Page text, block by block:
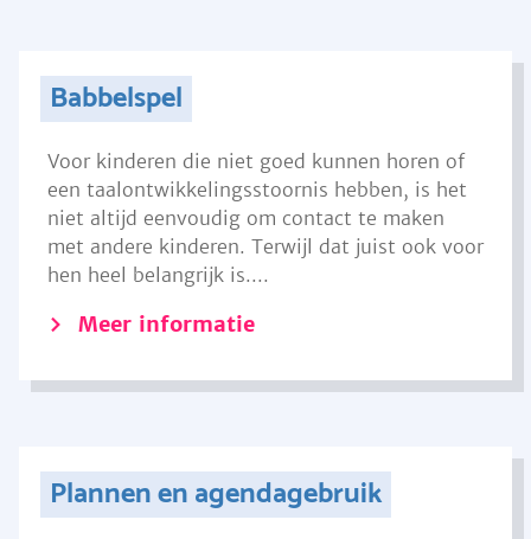
Babbelspel
Voor kinderen die niet goed kunnen horen of
een taalontwikkelingsstoornis hebben, is het
niet altijd eenvoudig om contact te maken
met andere kinderen. Terwijl dat juist ook voor
hen heel belangrijk is....
Meer informatie
Plannen en agendagebruik